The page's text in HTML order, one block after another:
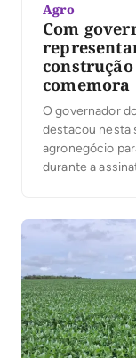
Agro
Com
comemora
O governador
destacou nesta
agronegócio
durante a
Faet/Senar). A